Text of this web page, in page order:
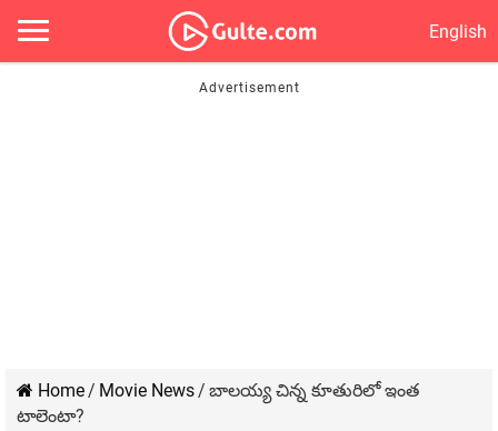
English
Home/ Movie News/ బాల‌య్య చిన్న కూతురిలో ఇంత
టాలెంటా?